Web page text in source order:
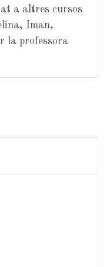
a altres cursos
Iman,
la professora